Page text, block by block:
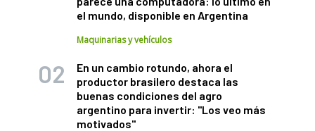
el mundo, disponible en Argentina
Maquinarias y vehículos
En un cambio rotundo, ahora el
productor brasilero destaca las
buenas condiciones del agro
argentino para invertir: "Los veo más
motivados"